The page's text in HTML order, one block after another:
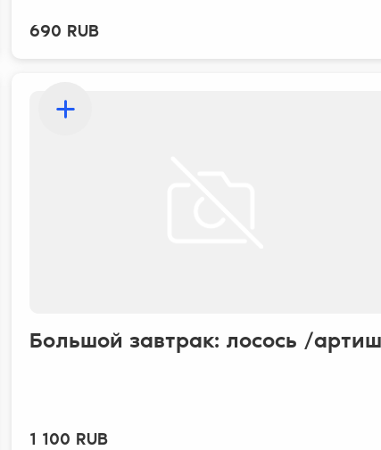
690 RUB
Большой завтрак: лосось /
1 100 RUB